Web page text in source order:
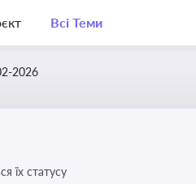
Всі Теми
2026
їх статусу